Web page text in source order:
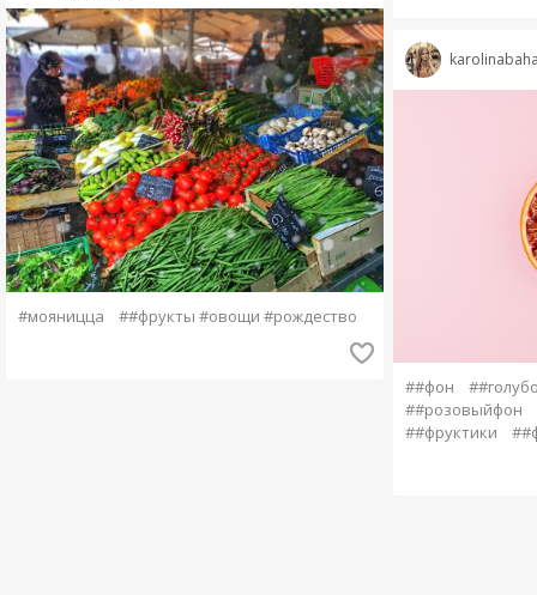
#мояницца ##фрукты #овощи #рождество
##фон
##розовыйфон
##фруктики